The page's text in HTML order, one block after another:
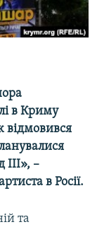
в Криму
відмовився
III», –
в Росії.
та